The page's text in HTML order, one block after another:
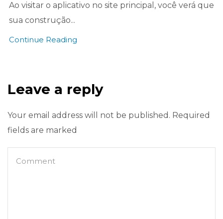
Ao visitar o aplicativo no site principal, você verá que
sua construção...
Continue Reading
Leave a reply
Your email address will not be published. Required
fields are marked